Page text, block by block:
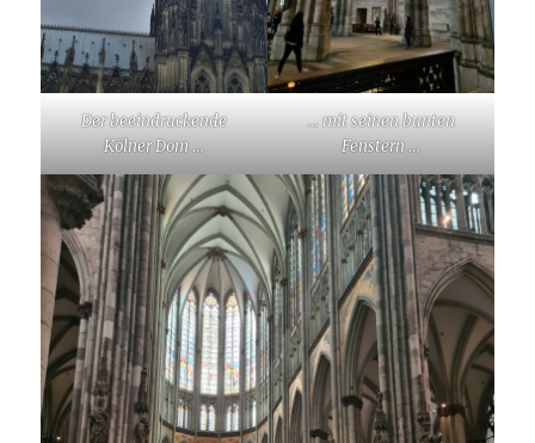
Der beeindruckende
Kölner Dom …
… mit seinen bunten
Fenstern …